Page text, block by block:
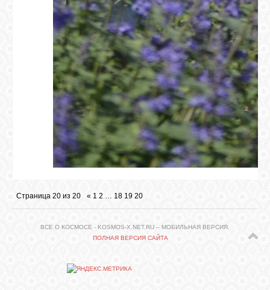
Страница 20 из 20 « 1 2 … 18 19 20
ВСЕ О КОСМОСЕ - KOSMOS-X.NET.RU – МОБИЛЬНАЯ ВЕРСИЯ.
ПОЛНАЯ ВЕРСИЯ САЙТА